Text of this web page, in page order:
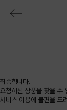
죄송합니다.
요청하신 상품을 찾을 수
서비스 이용에 불편을 드